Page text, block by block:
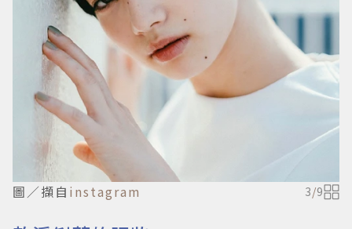
圖／擷自 instagram 3/9